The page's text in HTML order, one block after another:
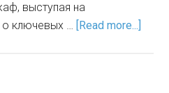
выступая на
о ключевых … [Read more...]